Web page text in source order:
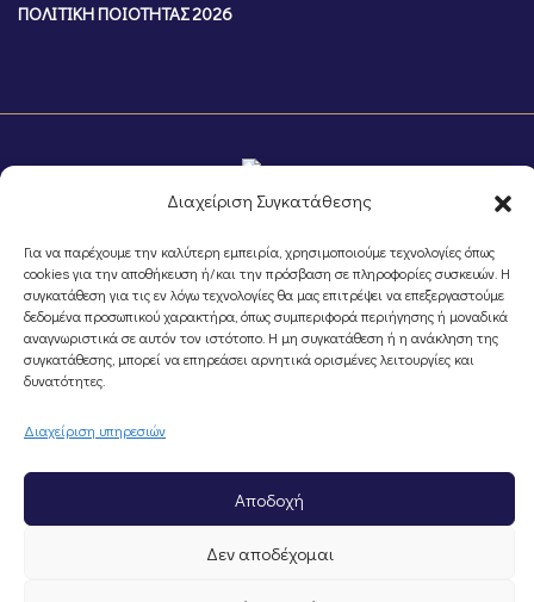
Διαχείριση Συγκατάθεσης
Για να παρέχουμε την καλύτερη εμπειρία, χρησιμοποιούμε τεχνολογίες όπως
cookies για την αποθήκευση ή/και την πρόσβαση σε πληροφορίες συσκευών. Η
συγκατάθεση για τις εν λόγω τεχνολογίες θα μας επιτρέψει να επεξεργαστούμε
δεδομένα προσωπικού χαρακτήρα, όπως συμπεριφορά περιήγησης ή μοναδικά
αναγνωριστικά σε αυτόν τον ιστότοπο. Η μη συγκατάθεση ή η ανάκληση της
συγκατάθεσης, μπορεί να επηρεάσει αρνητικά ορισμένες λειτουργίες και
δυνατότητες.
Διαχείριση υπηρεσιών
Αποδοχή
Δεν αποδέχομαι
ΠΟΛΙΤΙΚΗ ΠΟΙΟΤΗΤΑΣ 2026